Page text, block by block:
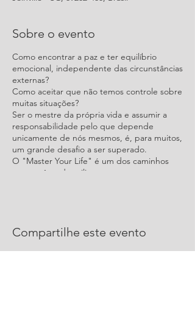
Sobre o evento
Como encontrar a paz e ter equilíbrio
emocional, independente das circunstâncias
externas?
Como aceitar que não temos controle sobre
muitas situações?
Ser o mestre da própria vida e assumir a
responsabilidade pelo que depende
unicamente de nós mesmos, é, para muitos,
um grande desafio a ser superado.
O "Master Your Life" é um dos caminhos
que você pode utilizar para encontrar as
- Fundamento estoico;
Compartilhe este evento